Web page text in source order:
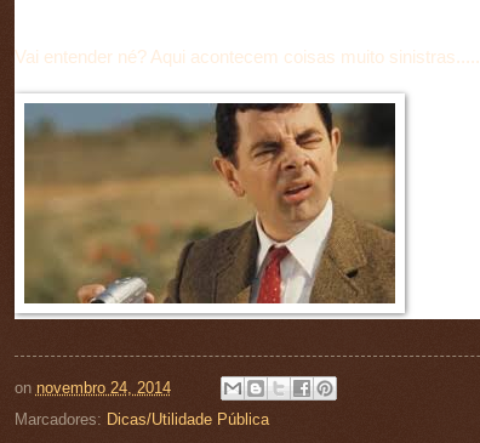
Vai entender né? Aqui acontecem coisas muito sinistras.....
on novembro 24, 2014
Marcadores: Dicas/Utilidade Pública